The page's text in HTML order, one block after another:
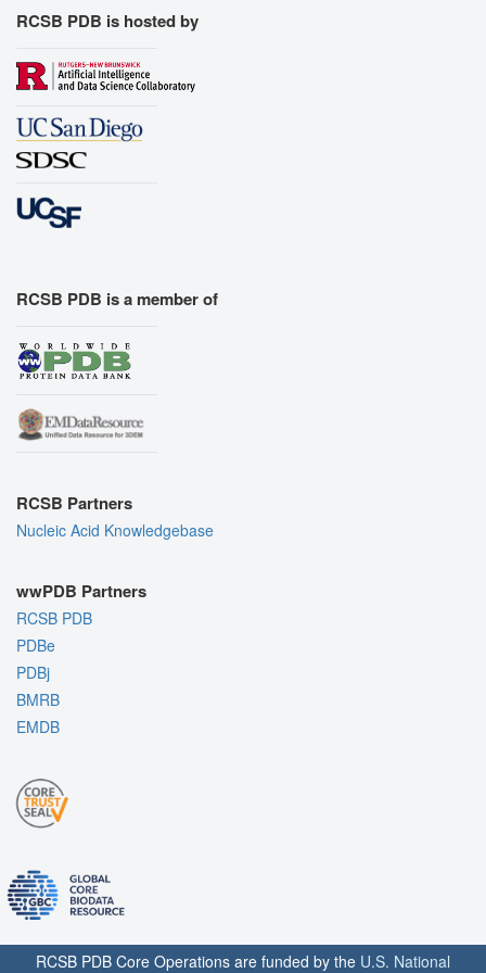
Export Geometry
RCSB PDB is hosted by
RCSB PDB is a member of
RCSB Partners
Nucleic Acid Knowledgebase
wwPDB Partners
RCSB PDB
PDBe
PDBj
BMRB
EMDB
RCSB PDB Core Operations are funded by the U.S. National